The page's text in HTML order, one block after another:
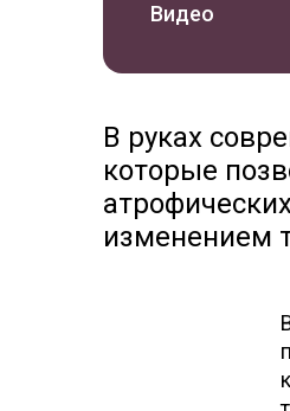
Видео
В руках
которые
изменением